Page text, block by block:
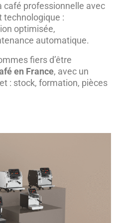
café professionnelle avec
technologique :
optimisée,
automatique.
fiers d’être
en France, avec un
: stock, formation, pièces